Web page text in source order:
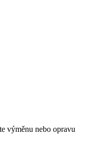
výměnu nebo opravu